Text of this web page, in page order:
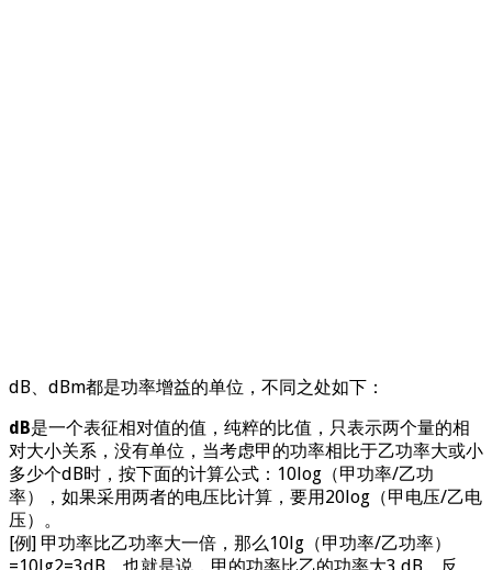
dB、dBm都是功率增益的单位，不同之处如下：
dB是一个表征相对值的值，纯粹的比值，只表示两个量的相
对大小关系，没有单位，当考虑甲的功率相比于乙功率大或小
多少个dB时，按下面的计算公式：10log（甲功率/乙功
率），如果采用两者的电压比计算，要用20log（甲电压/乙电
压）。
[例] 甲功率比乙功率大一倍，那么10lg（甲功率/乙功率）
=10lg2=3dB。也就是说，甲的功率比乙的功率大3 dB。反